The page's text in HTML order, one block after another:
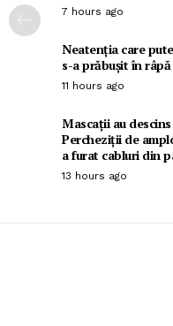
7 hours ago
Neatenția care
s-a prăbușit în
11 hours ago
Mascații au
Percheziții de
a furat cabluri din
13 hours ago